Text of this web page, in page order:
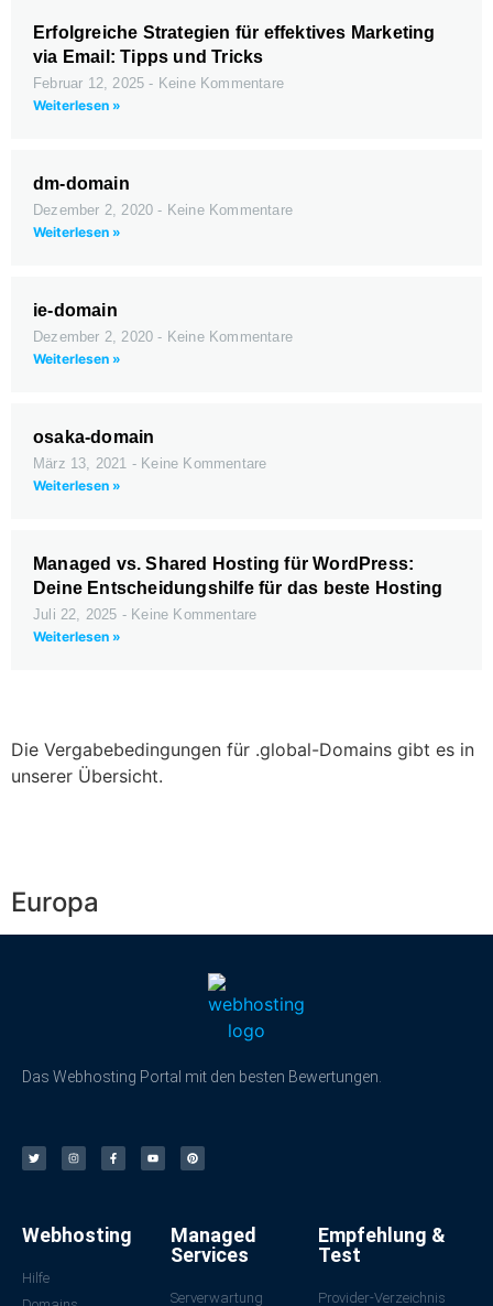
Erfolgreiche Strategien für effektives Marketing
via Email: Tipps und Tricks
Februar 12, 2025
Keine Kommentare
Weiterlesen »
dm-domain
Dezember 2, 2020
Keine Kommentare
Weiterlesen »
ie-domain
Dezember 2, 2020
Keine Kommentare
Weiterlesen »
osaka-domain
März 13, 2021
Keine Kommentare
Weiterlesen »
Managed vs. Shared Hosting für WordPress:
Deine Entscheidungshilfe für das beste Hosting
Juli 22, 2025
Keine Kommentare
Weiterlesen »
Die Vergabebedingungen für .global-Domains gibt es in
unserer Übersicht.
Europa
Das Webhosting Portal mit den besten Bewertungen.
Webhosting
Hilfe
Managed
Services
Serverwartung
Empfehlung &
Test
Provider-Verzeichnis